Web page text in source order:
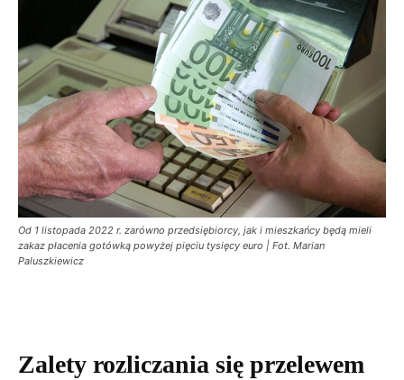
Od 1 listopada 2022 r. zarówno przedsiębiorcy, jak i mieszkańcy będą mieli
zakaz płacenia gotówką powyżej pięciu tysięcy euro | Fot. Marian
Paluszkiewicz
Zalety rozliczania się przelewem